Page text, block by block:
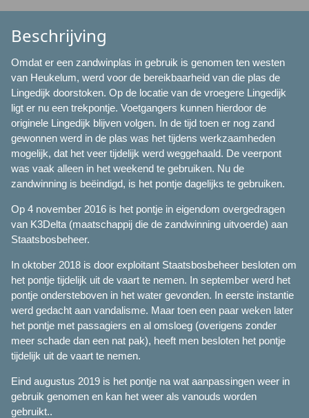
Beschrijving
Omdat er een zandwinplas in gebruik is genomen ten westen
van Heukelum, werd voor de bereikbaarheid van die plas de
Lingedijk doorstoken. Op de locatie van de vroegere Lingedijk
ligt er nu een trekpontje. Voetgangers kunnen hierdoor de
originele Lingedijk blijven volgen. In de tijd toen er nog zand
gewonnen werd in de plas was het tijdens werkzaamheden
mogelijk, dat het veer tijdelijk werd weggehaald. De veerpont
was vaak alleen in het weekend te gebruiken. Nu de
zandwinning is beëindigd, is het pontje dagelijks te gebruiken.
Op 4 november 2016 is het pontje in eigendom overgedragen
van K3Delta (maatschappij die de zandwinning uitvoerde) aan
Staatsbosbeheer.
In oktober 2018 is door exploitant Staatsbosbeheer besloten om
het pontje tijdelijk uit de vaart te nemen. In september werd het
pontje ondersteboven in het water gevonden. In eerste instantie
werd gedacht aan vandalisme. Maar toen een paar weken later
het pontje met passagiers en al omsloeg (overigens zonder
meer schade dan een nat pak), heeft men besloten het pontje
tijdelijk uit de vaart te nemen.
Eind augustus 2019 is het pontje na wat aanpassingen weer in
gebruik genomen en kan het weer als vanouds worden
gebruikt..